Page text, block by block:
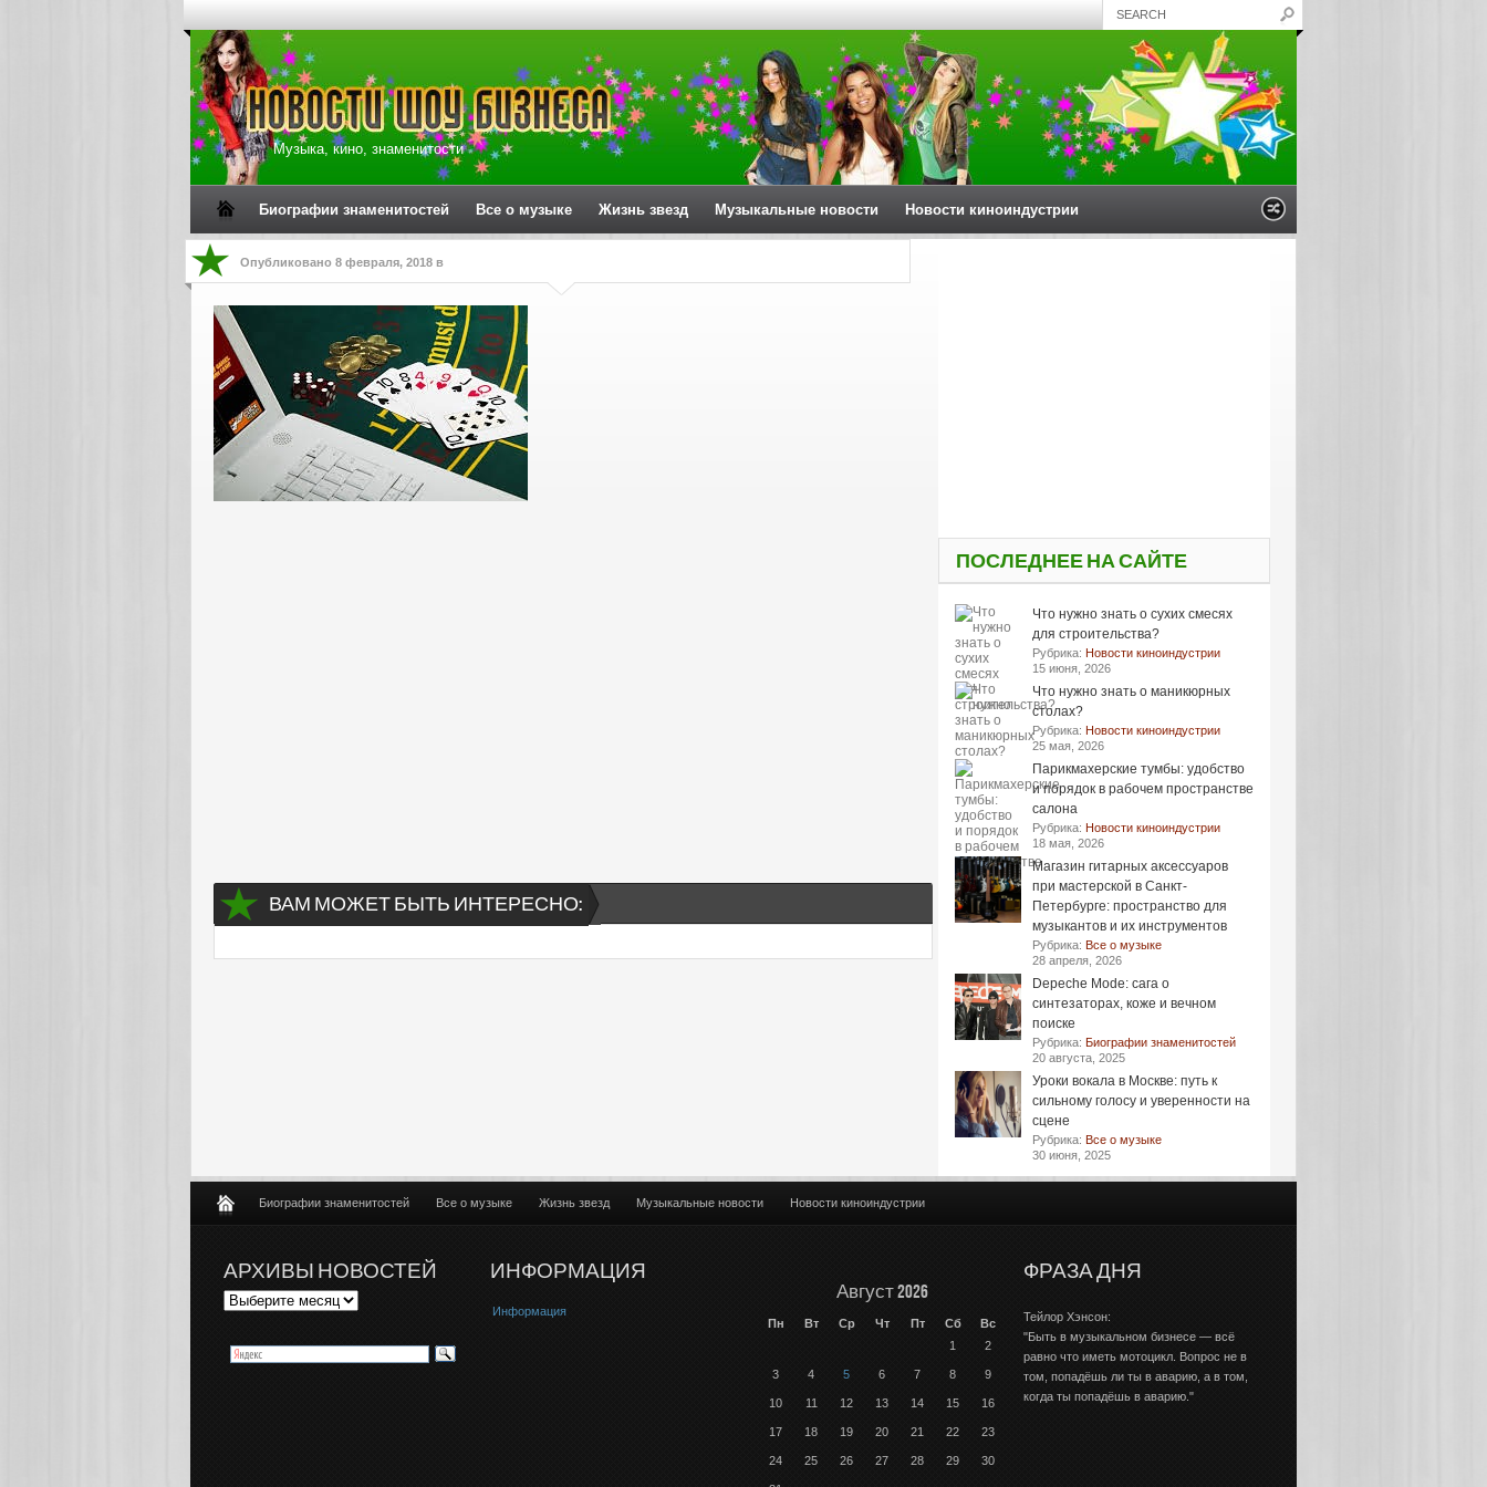
Музыка, кино, знаменитости
Биографии знаменитостей Все о музыке Жизнь звезд Музыкальные новости Новости киноиндустрии
Опубликовано 8 февраля, 2018 в
ВАМ МОЖЕТ БЫТЬ ИНТЕРЕСНО:
ПОСЛЕДНЕЕ НА САЙТЕ
Что нужно знать о сухих смесях
для строительства?
Рубрика: Новости киноиндустрии
15 июня, 2026
Что нужно знать о маникюрных
столах?
Рубрика: Новости киноиндустрии
25 мая, 2026
Парикмахерские тумбы: удобство
и порядок в рабочем пространстве
салона
Рубрика: Новости киноиндустрии
18 мая, 2026
Магазин гитарных аксессуаров
при мастерской в Санкт-
Петербурге: пространство для
музыкантов и их инструментов
Рубрика: Все о музыке
28 апреля, 2026
Depeche Mode: сага о
синтезаторах, коже и вечном
поиске
Рубрика: Биографии знаменитостей
20 августа, 2025
Уроки вокала в Москве: путь к
сильному голосу и уверенности на
сцене
Рубрика: Все о музыке
30 июня, 2025
Биографии знаменитостей Все о музыке Жизнь звезд Музыкальные новости Новости киноиндустрии
АРХИВЫ НОВОСТЕЙ ИНФОРМАЦИЯ
Информация
Август 2026
Пн Вт Ср Чт Пт Сб
Вс
1
2
3 4 5 6 7 8 9
10 11 12 13 14 15 16
17 18 19 20 21 22 23
24 25 26 27 28 29 30
ФРАЗА ДНЯ
Тейлор Хэнсон:
"Быть в музыкальном бизнесе — всё
равно что иметь мотоцикл. Вопрос не в
том, попадёшь ли ты в аварию, а в том,
когда ты попадёшь в аварию."